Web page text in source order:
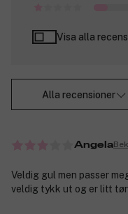
Visa alla
Alla recensioner
Angela
Veldig gul men passer
veldig tykk ut og er litt